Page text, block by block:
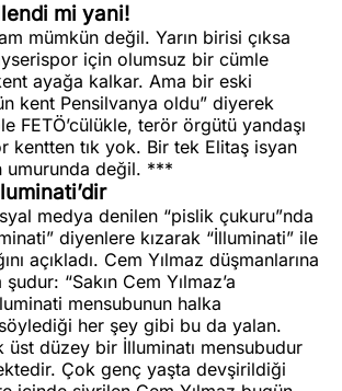
mi yani!
mümkün değil. Yarın birisi çıksa
için olumsuz bir cümle
ayağa kalkar. Ama bir eski
kent Pensilvanya oldu” diyerek
FETÖ’cülükle, terör örgütü yandaşı
kentten tık yok. Bir tek Elitaş isyan
umurunda değil. ***
medya denilen “pislik çukuru”nda
diyenlere kızarak “İlluminati” ile
açıkladı. Cem Yılmaz düşmanlarına
“Sakın Cem Yılmaz’a
mensubunun halka
her şey gibi bu da yalan.
üst düzey bir İlluminatı mensubudur
Çok genç yaşta devşirildiği